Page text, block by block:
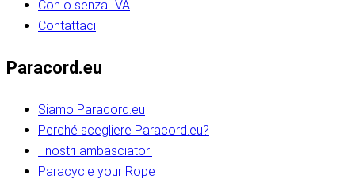
Con o senza IVA
Contattaci
Paracord.eu
Siamo Paracord.eu
Perché scegliere Paracord.eu?
I nostri ambasciatori
Paracycle your Rope